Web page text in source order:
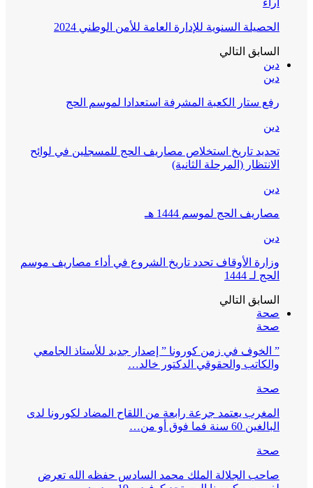
آراء
الحصيلة السنوية للإدارة العامة للأمن الوطني 2024
السابق التالي
دين
دين
رفع ستار الكعبة المشرفة استعدادا لموسم الحج
دين
تحديد تاريخ استخلاص مصاريف الحج للمسجلين في لوائح
الانتظار (المرحلة الثانية)
دين
مصاريف الحج لموسم 1444 هـ
دين
وزارة الأوقاف تحدد تاريخ الشروع في أداء مصاريف موسم
الحج لـ 1444
السابق التالي
صحة
صحة
” الخوف في زمن كورونا ” إصدار جديد للأستاذ الجامعي
والكاتب والحقوقي الدكتور خالد…
صحة
المغرب يعتمد جرعة رابعة من اللقاح المضاد لكورونا لدى
البالغين 60 سنة فما فوق أو من…
صحة
صاحب الجلالة الملك محمد السادس حفظه الله تعرض